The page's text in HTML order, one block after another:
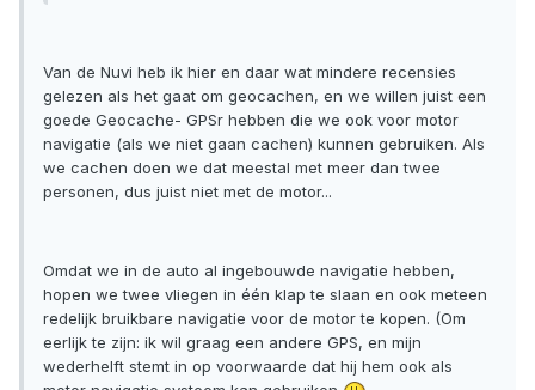
Van de Nuvi heb ik hier en daar wat mindere recensies
gelezen als het gaat om geocachen, en we willen juist een
goede Geocache- GPSr hebben die we ook voor motor
navigatie (als we niet gaan cachen) kunnen gebruiken. Als
we cachen doen we dat meestal met meer dan twee
personen, dus juist niet met de motor...
Omdat we in de auto al ingebouwde navigatie hebben,
hopen we twee vliegen in één klap te slaan en ook meteen
redelijk bruikbare navigatie voor de motor te kopen. (Om
eerlijk te zijn: ik wil graag een andere GPS, en mijn
wederhelft stemt in op voorwaarde dat hij hem ook als